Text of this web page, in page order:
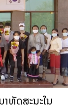
ທັດສະນະໃນ